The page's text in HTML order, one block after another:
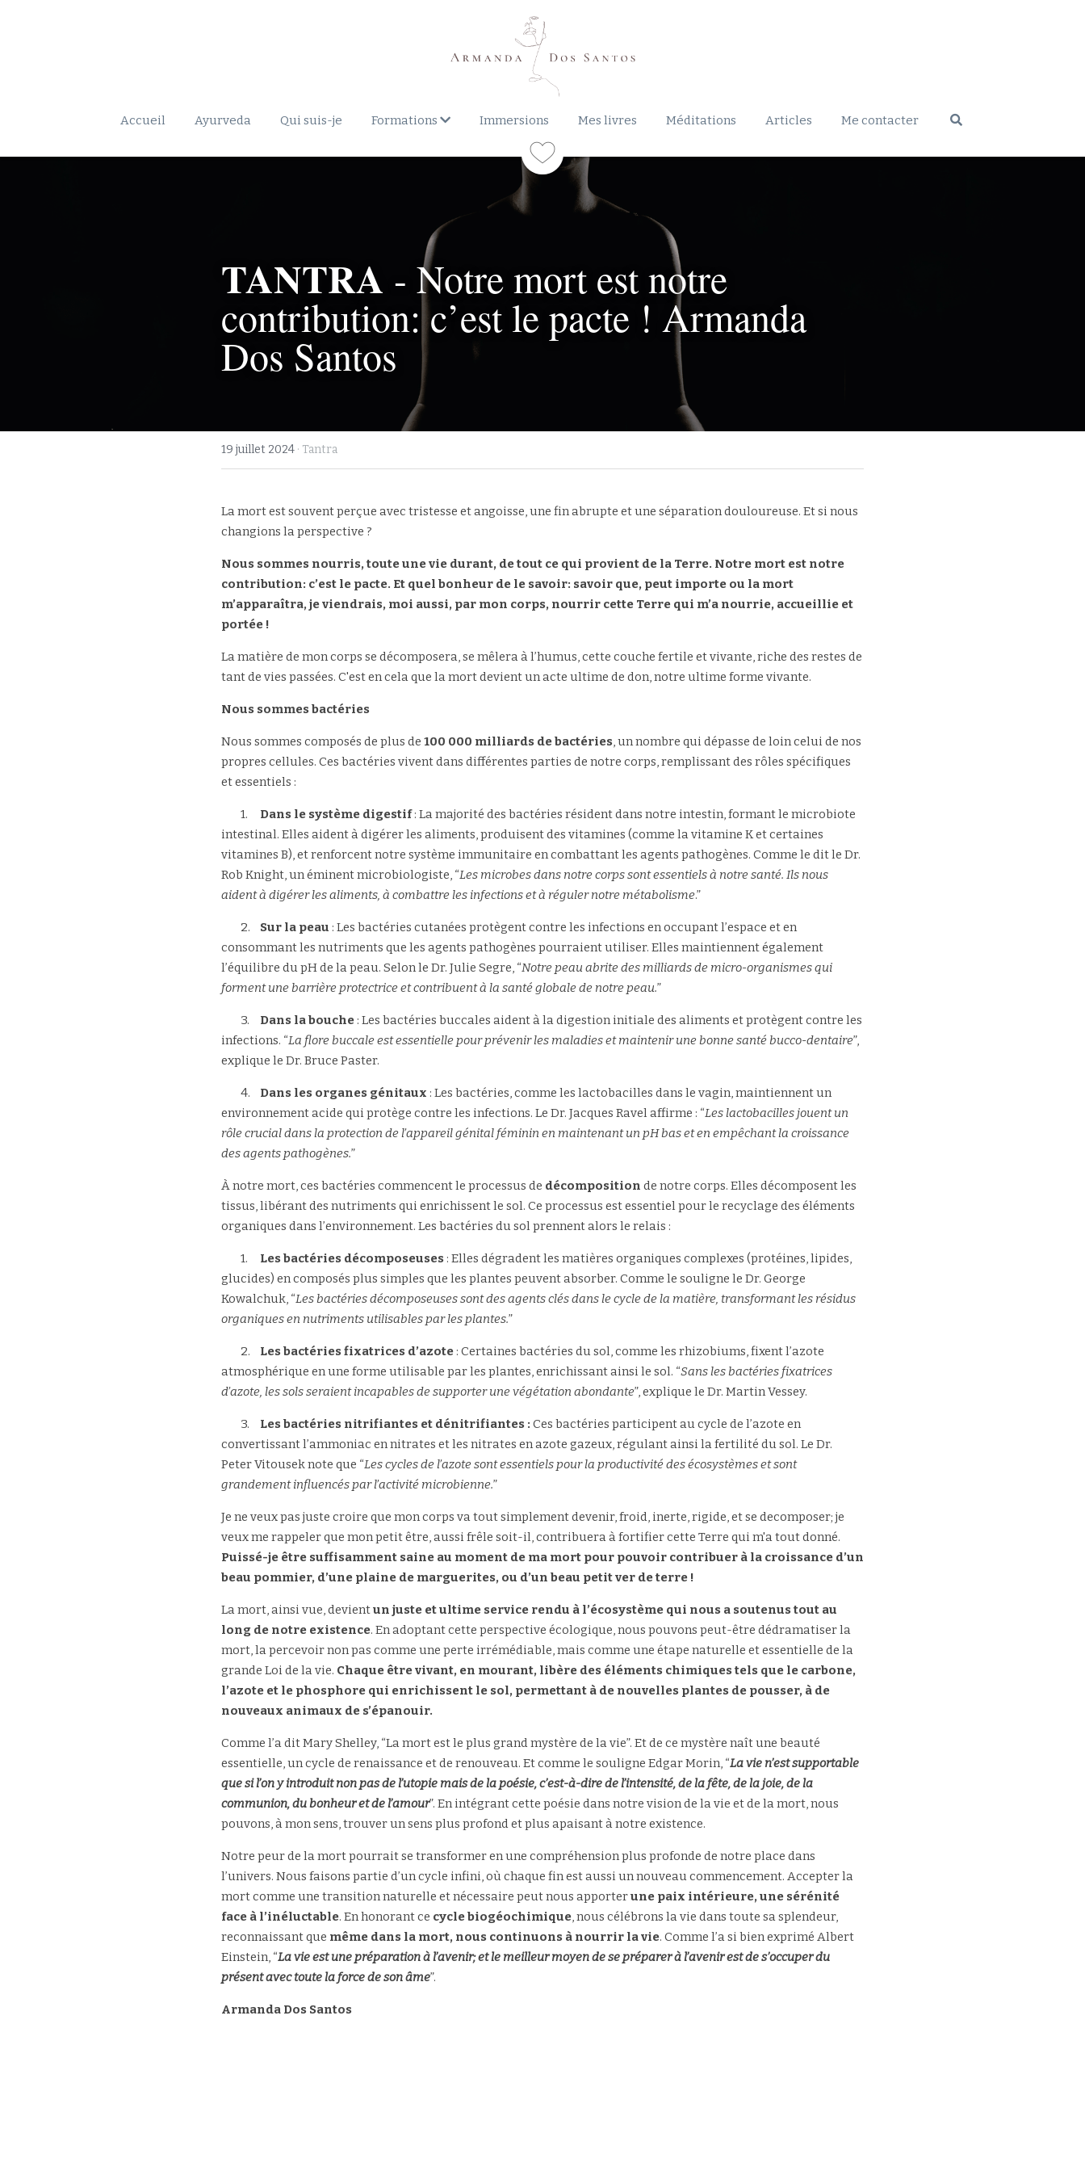
Accueil Ayurveda Qui suis-je Formations Immersions Mes livres Méditations Articles Me contacter
TANTRA - Notre mort est notre
contribution: c’est le pacte ! Armanda
Dos Santos
19 juillet 2024 · Tantra
La mort est souvent perçue avec tristesse et angoisse, une fin abrupte et une séparation douloureuse. Et si nous
changions la perspective ?
Nous sommes nourris, toute une vie durant, de tout ce qui provient de la Terre. Notre mort est notre
contribution: c’est le pacte. Et quel bonheur de le savoir: savoir que, peut importe ou la mort
m’apparaîtra, je viendrais, moi aussi, par mon corps, nourrir cette Terre qui m’a nourrie, accueillie et
portée !
La matière de mon corps se décomposera, se mêlera à l’humus, cette couche fertile et vivante, riche des restes de
tant de vies passées. C'est en cela que la mort devient un acte ultime de don, notre ultime forme vivante.
Nous sommes bactéries
Nous sommes composés de plus de 100 000 milliards de bactéries, un nombre qui dépasse de loin celui de nos
propres cellules. Ces bactéries vivent dans différentes parties de notre corps, remplissant des rôles spécifiques
et essentiels :
Dans le système digestif : La majorité des bactéries résident dans notre intestin, formant le microbiote
intestinal. Elles aident à digérer les aliments, produisent des vitamines (comme la vitamine K et certaines
vitamines B), et renforcent notre système immunitaire en combattant les agents pathogènes. Comme le dit le Dr.
Rob Knight, un éminent microbiologiste, “Les microbes dans notre corps sont essentiels à notre santé. Ils nous
aident à digérer les aliments, à combattre les infections et à réguler notre métabolisme.”
Sur la peau : Les bactéries cutanées protègent contre les infections en occupant l’espace et en
consommant les nutriments que les agents pathogènes pourraient utiliser. Elles maintiennent également
l’équilibre du pH de la peau. Selon le Dr. Julie Segre, “Notre peau abrite des milliards de micro-organismes qui
forment une barrière protectrice et contribuent à la santé globale de notre peau.”
Dans la bouche : Les bactéries buccales aident à la digestion initiale des aliments et protègent contre les
infections. “La flore buccale est essentielle pour prévenir les maladies et maintenir une bonne santé bucco-dentaire”,
explique le Dr. Bruce Paster.
Dans les organes génitaux : Les bactéries, comme les lactobacilles dans le vagin, maintiennent un
environnement acide qui protège contre les infections. Le Dr. Jacques Ravel affirme : “Les lactobacilles jouent un
rôle crucial dans la protection de l’appareil génital féminin en maintenant un pH bas et en empêchant la croissance
des agents pathogènes.”
À notre mort, ces bactéries commencent le processus de décomposition de notre corps. Elles décomposent les
tissus, libérant des nutriments qui enrichissent le sol. Ce processus est essentiel pour le recyclage des éléments
organiques dans l’environnement. Les bactéries du sol prennent alors le relais :
Les bactéries décomposeuses : Elles dégradent les matières organiques complexes (protéines, lipides,
glucides) en composés plus simples que les plantes peuvent absorber. Comme le souligne le Dr. George
Kowalchuk, “Les bactéries décomposeuses sont des agents clés dans le cycle de la matière, transformant les résidus
organiques en nutriments utilisables par les plantes.”
Les bactéries fixatrices d’azote : Certaines bactéries du sol, comme les rhizobiums, fixent l’azote
atmosphérique en une forme utilisable par les plantes, enrichissant ainsi le sol. “Sans les bactéries fixatrices
d’azote, les sols seraient incapables de supporter une végétation abondante”, explique le Dr. Martin Vessey.
Les bactéries nitrifiantes et dénitrifiantes : Ces bactéries participent au cycle de l’azote en
convertissant l’ammoniac en nitrates et les nitrates en azote gazeux, régulant ainsi la fertilité du sol. Le Dr.
Peter Vitousek note que “Les cycles de l’azote sont essentiels pour la productivité des écosystèmes et sont
grandement influencés par l’activité microbienne.”
Je ne veux pas juste croire que mon corps va tout simplement devenir, froid, inerte, rigide, et se decomposer; je
Puissé-je être suffisamment saine au moment de ma mort pour pouvoir contribuer à la croissance d’un
beau pommier, d’une plaine de marguerites, ou d’un beau petit ver de terre !
La mort, ainsi vue, devient un juste et ultime service rendu à l’écosystème qui nous a soutenus tout au
long de notre existence. En adoptant cette perspective écologique, nous pouvons peut-être dédramatiser la
mort, la percevoir non pas comme une perte irrémédiable, mais comme une étape naturelle et essentielle de la
grande Loi de la vie. Chaque être vivant, en mourant, libère des éléments chimiques tels que le carbone,
l’azote et le phosphore qui enrichissent le sol, permettant à de nouvelles plantes de pousser, à de
nouveaux animaux de s’épanouir.
Comme l’a dit Mary Shelley, “La mort est le plus grand mystère de la vie”. Et de ce mystère naît une beauté
essentielle, un cycle de renaissance et de renouveau. Et comme le souligne Edgar Morin, “La vie n’est supportable
que si l’on y introduit non pas de l’utopie mais de la poésie, c’est-à-dire de l’intensité, de la fête, de la joie, de la
communion, du bonheur et de l’amour”. En intégrant cette poésie dans notre vision de la vie et de la mort, nous
pouvons, à mon sens, trouver un sens plus profond et plus apaisant à notre existence.
Notre peur de la mort pourrait se transformer en une compréhension plus profonde de notre place dans
l’univers. Nous faisons partie d’un cycle infini, où chaque fin est aussi un nouveau commencement. Accepter la
mort comme une transition naturelle et nécessaire peut nous apporter une paix intérieure, une sérénité
face à l’inéluctable. En honorant ce cycle biogéochimique, nous célébrons la vie dans toute sa splendeur,
reconnaissant que même dans la mort, nous continuons à nourrir la vie. Comme l’a si bien exprimé Albert
Einstein, “La vie est une préparation à l’avenir; et le meilleur moyen de se préparer à l’avenir est de s’occuper du
présent avec toute la force de son âme”.
Armanda Dos Santos